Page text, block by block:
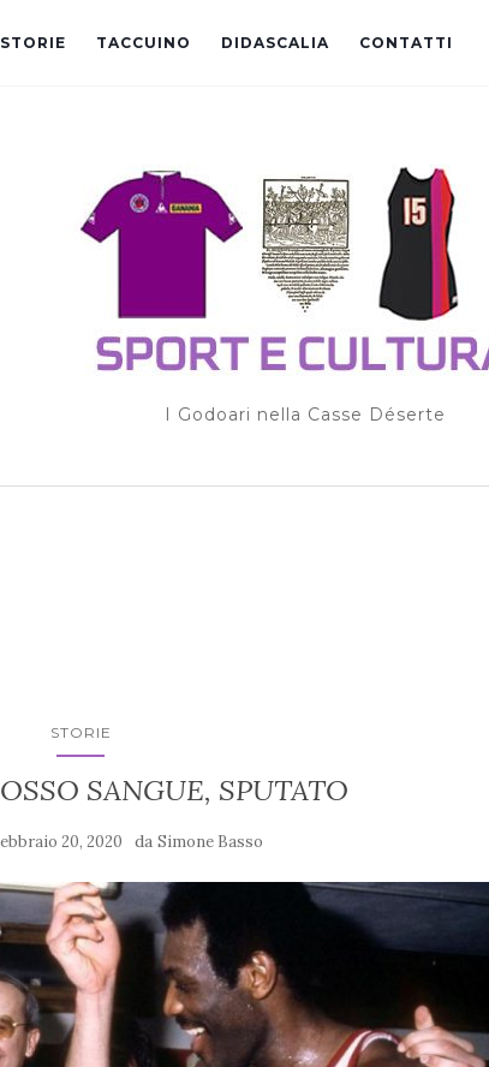
STORIE TACCUINO DIDASCALIA CONTATTI
I Godoari nella Casse Déserte
STORIE
SANGUE, SPUTATO
20, 2020 da Simone Basso